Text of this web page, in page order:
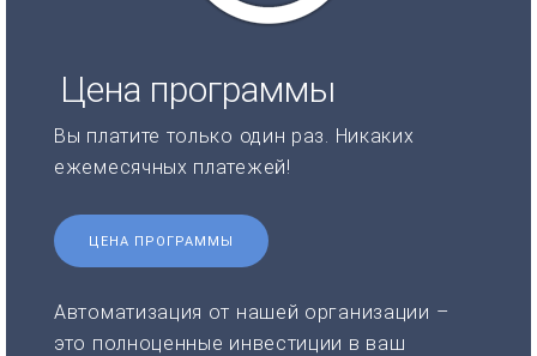
Цена программы
Вы платите только один раз. Никаких
ежемесячных платежей!
ЦЕНА ПРОГРАММЫ
Автоматизация от нашей организации –
это полноценные инвестиции в ваш